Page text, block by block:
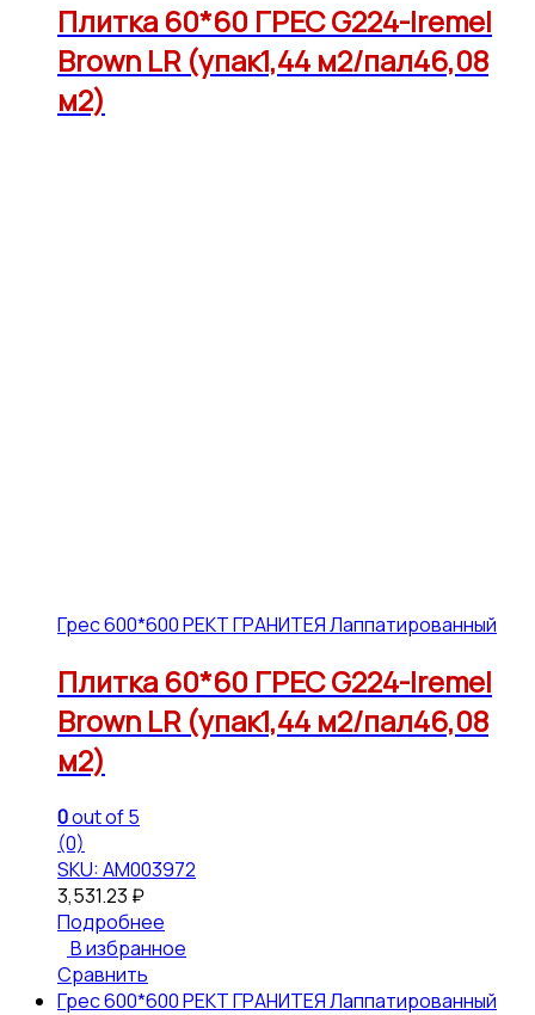
Плитка 60*60 ГРЕС G224-Iremel
Brown LR (упак1,44 м2/пал46,08
м2)
Грес 600*600 РЕКТ ГРАНИТЕЯ Лаппатированный
Плитка 60*60 ГРЕС G224-Iremel
Brown LR (упак1,44 м2/пал46,08
м2)
0out of 5
(0)
SKU: АМ003972
3,531.23 ₽
Подробнее
В избранное
Сравнить
Грес 600*600 РЕКТ ГРАНИТЕЯ Лаппатированный